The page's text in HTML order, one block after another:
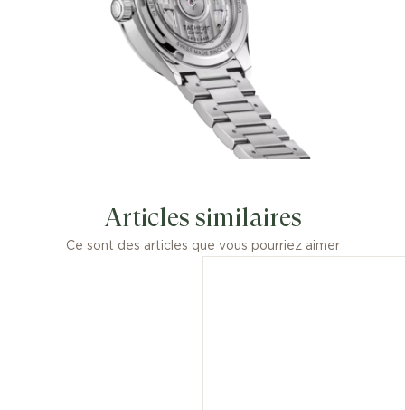
précieuse à la collection emblématique
Carrera.
Articles similaires
Ce sont des articles que vous pourriez aimer